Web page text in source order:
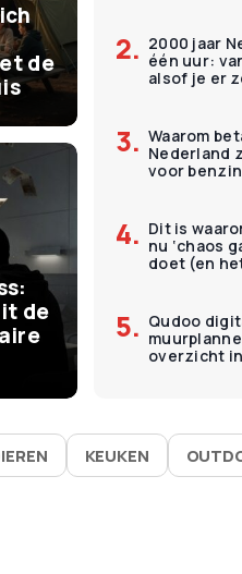
en dat is
werken
de
de
2000 jaar
één uur:
alsof je er
Waarom
Nederland
voor
Dit is
nu ‘chaos
doet (en
Qudoo
overzicht
KEUKEN